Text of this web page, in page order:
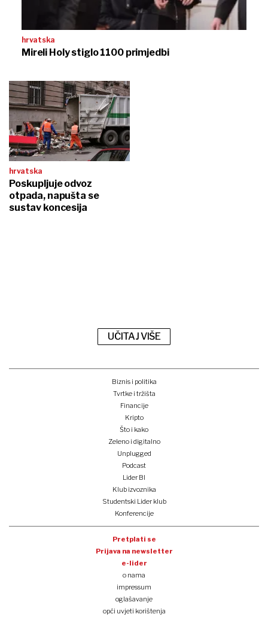
hrvatska
Mireli Holy stiglo 1100 primjedbi
hrvatska
Poskupljuje odvoz
otpada, napušta se
sustav koncesija
UČITAJ VIŠE
Biznis i politika
Tvrtke i tržišta
Financije
Kripto
Što i kako
Zeleno i digitalno
Unplugged
Podcast
Lider BI
Klub izvoznika
Studentski Lider klub
Konferencije
Pretplati se
Prijava na newsletter
e-lider
o nama
impressum
oglašavanje
opći uvjeti korištenja